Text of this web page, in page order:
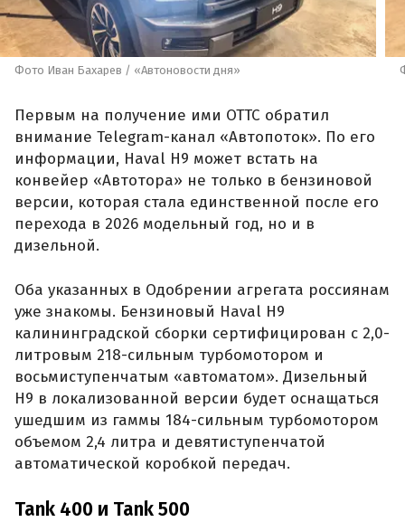
Фото Иван Бахарев / «Автоновости дня»
Первым на получение ими ОТТС обратил
внимание Telegram-канал «Автопоток». По его
информации, Haval H9 может встать на
конвейер «Автотора» не только в бензиновой
версии, которая стала единственной после его
перехода в 2026 модельный год, но и в
дизельной.
Оба указанных в Одобрении агрегата россиянам
уже знакомы. Бензиновый Haval H9
калининградской сборки сертифицирован с 2,0-
литровым 218-сильным турбомотором и
восьмиступенчатым «автоматом». Дизельный
H9 в локализованной версии будет оснащаться
ушедшим из гаммы 184-сильным турбомотором
объемом 2,4 литра и девятиступенчатой
автоматической коробкой передач.
Tank 400 и Tank 500